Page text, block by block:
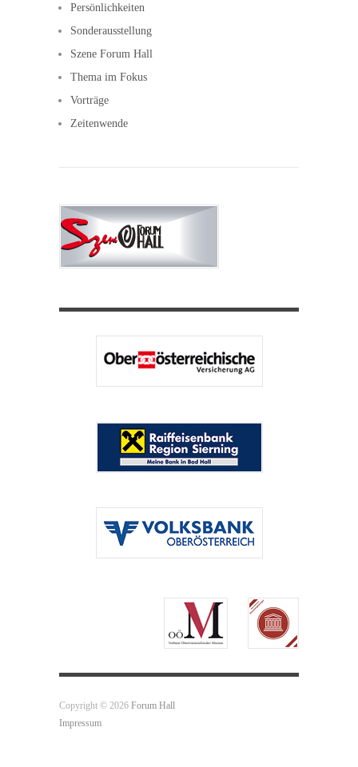
Persönlichkeiten
Sonderausstellung
Szene Forum Hall
Thema im Fokus
Vorträge
Zeitenwende
Copyright © 2026 Forum Hall
Impressum